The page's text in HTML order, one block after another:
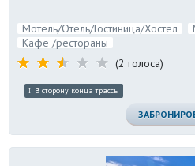
Мотель/Отель/Гостиница/Хостел
Кафе /рестораны
(2 голоса)
В сторону конца трассы